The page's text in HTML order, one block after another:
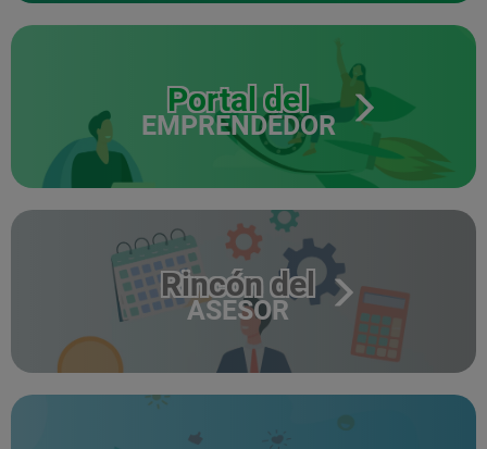
Portal del
EMPRENDEDOR
Rincón del
ASESOR